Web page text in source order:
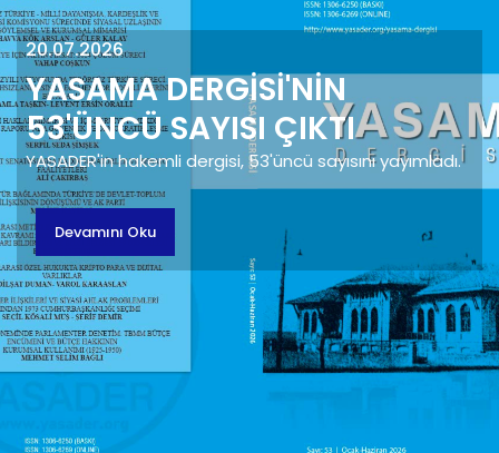
20.07.2026
YASAMA DERGİSİ'NİN
53'ÜNCÜ SAYISI ÇIKTI
YASADER'in hakemli dergisi, 53'üncü sayısını yayımladı.
Devamını Oku